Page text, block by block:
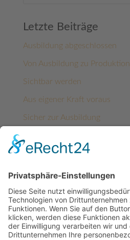
Letzte Beiträge
Ausbildung abgeschlossen
Von Ausbildung zu Produktion
Sichtbar werden
Aus eigener Kraft voraus
Sicher zur Ausbildung
Architektur
Benin
Benin